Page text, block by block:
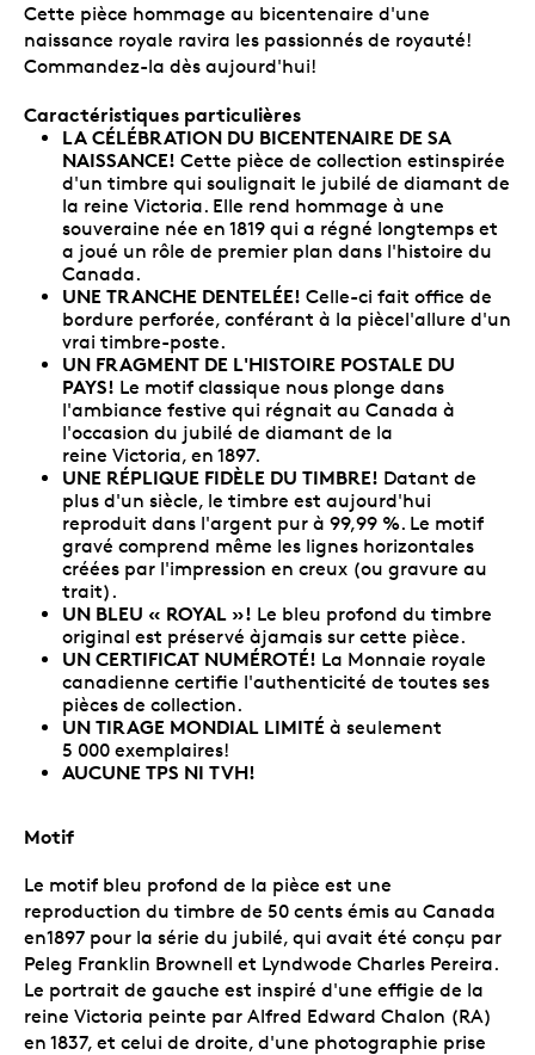
Cette pièce hommage au bicentenaire d'une
naissance royale ravira les passionnés de royauté!
Commandez-la dès aujourd'hui!
Caractéristiques particulières
LA CÉLÉBRATION DU BICENTENAIRE DE SA
NAISSANCE! Cette pièce de collection estinspirée
d'un timbre qui soulignait le jubilé de diamant de
la reine Victoria. Elle rend hommage à une
souveraine née en 1819 qui a régné longtemps et
a joué un rôle de premier plan dans l'histoire du
Canada.
UNE TRANCHE DENTELÉE! Celle-ci fait office de
bordure perforée, conférant à la piècel'allure d'un
vrai timbre-poste.
UN FRAGMENT DE L'HISTOIRE POSTALE DU
PAYS! Le motif classique nous plonge dans
l'ambiance festive qui régnait au Canada à
l'occasion du jubilé de diamant de la
reine Victoria, en 1897.
UNE RÉPLIQUE FIDÈLE DU TIMBRE! Datant de
plus d'un siècle, le timbre est aujourd'hui
reproduit dans l'argent pur à 99,99 %. Le motif
gravé comprend même les lignes horizontales
créées par l'impression en creux (ou gravure au
trait).
UN BLEU « ROYAL »! Le bleu profond du timbre
original est préservé àjamais sur cette pièce.
UN CERTIFICAT NUMÉROTÉ! La Monnaie royale
canadienne certifie l'authenticité de toutes ses
pièces de collection.
UN TIRAGE MONDIAL LIMITÉ à seulement
5 000 exemplaires!
AUCUNE TPS NI TVH!
Motif
Le motif bleu profond de la pièce est une
reproduction du timbre de 50 cents émis au Canada
en1897 pour la série du jubilé, qui avait été conçu par
Peleg Franklin Brownell et Lyndwode Charles Pereira.
Le portrait de gauche est inspiré d'une effigie de la
reine Victoria peinte par Alfred Edward Chalon (RA)
en 1837, et celui de droite, d'une photographie prise